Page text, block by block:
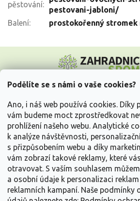
Podělíte se s námi o vaše cookies?
Ano, i náš web používá cookies. Díky
vám budeme moct zprostředkovat
prohlížení našeho webu. Analytické
k analýze návštěvnosti,
s přizpůsobením webu a díky
vám zobrazí takové reklamy, které
otravovat. S vaším souhlasem
a osobní údaje k personalizaci
reklamních kampaní. Naše podmínky
pěstování:
pestovani-jabloni/
Balení: prostokořenný stromek
p
Vše o nákupu
Informace pro Vás
Kontakujte nás